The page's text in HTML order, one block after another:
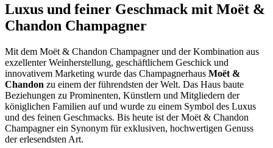
Luxus und feiner Geschmack mit Moët &
Chandon Champagner
Mit dem Moët & Chandon Champagner und der Kombination aus
exzellenter Weinherstellung, geschäftlichem Geschick und
innovativem Marketing wurde das Champagnerhaus Moët &
Chandon zu einem der führendsten der Welt. Das Haus baute
Beziehungen zu Prominenten, Künstlern und Mitgliedern der
königlichen Familien auf und wurde zu einem Symbol des Luxus
und des feinen Geschmacks. Bis heute ist der Moët & Chandon
Champagner ein Synonym für exklusiven, hochwertigen Genuss
der erlesendsten Art.